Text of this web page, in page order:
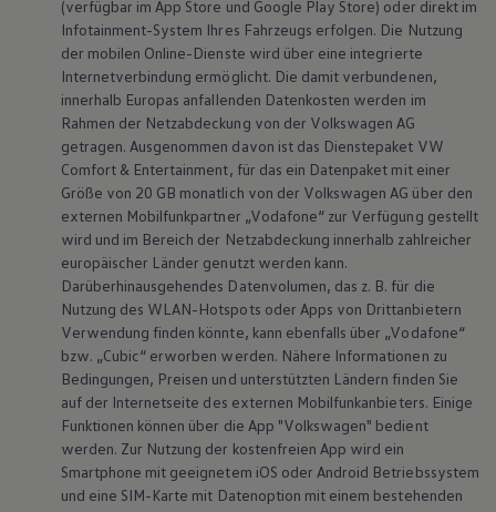
auf ein neues Level: Mit IhrerVolkswagenID und
der Aktivierung von „VW Connect Plus“ stehen
Ihnen zusätzliche smarte Funktionen zur
Verfügung: von intelligenter Navigation mit
Echtzeit-Informationen über Medien-Streaming
und Webradio bis zur automatischen
Parkplatzsuche. Für noch mehr Komfort und
Entertainment.
Für die Nutzung dieser Dienste ist ein separater
VW Connect Plus Vertrag mit der Volkswagen
AG online abzuschließen. 1
Bitte beachten Sie, dass die uneingeschränkte
Verfügbarkeit der Online-Dienste von weiteren
Vorbedingungen wie der gewählten Nutzerrolle,
den Einstellungen in der Diensteverwaltung oder
den Privatsphäre-Einstellungen in Ihrem
(verfügbar im App Store und Google Play Store) oder direkt im
Infotainment-System Ihres Fahrzeugs erfolgen. Die Nutzung
der mobilen Online-Dienste wird über eine integrierte
Internetverbindung ermöglicht. Die damit verbundenen,
innerhalb Europas anfallenden Datenkosten werden im
Rahmen der Netzabdeckung von der Volkswagen AG
getragen. Ausgenommen davon ist das Dienstepaket VW
Comfort & Entertainment, für das ein Datenpaket mit einer
Größe von 20 GB monatlich von der Volkswagen AG über den
externen Mobilfunkpartner „Vodafone“ zur Verfügung gestellt
wird und im Bereich der Netzabdeckung innerhalb zahlreicher
europäischer Länder genutzt werden kann.
Darüberhinausgehendes Datenvolumen, das z. B. für die
Nutzung des WLAN-Hotspots oder Apps von Drittanbietern
Verwendung finden könnte, kann ebenfalls über „Vodafone“
bzw. „Cubic“ erworben werden. Nähere Informationen zu
Bedingungen, Preisen und unterstützten Ländern finden Sie
auf der Internetseite des externen Mobilfunkanbieters. Einige
Funktionen können über die App "Volkswagen" bedient
werden. Zur Nutzung der kostenfreien App wird ein
Smartphone mit geeignetem iOS oder Android Betriebssystem
und eine SIM-Karte mit Datenoption mit einem bestehenden